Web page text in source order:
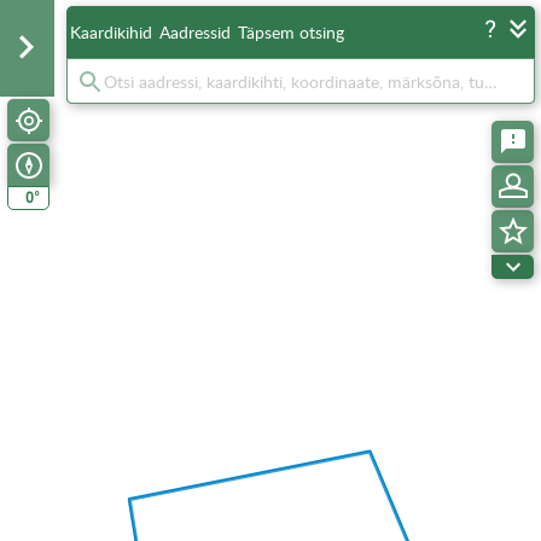
0°
Kaardikihid Aadressid Täpsem otsing